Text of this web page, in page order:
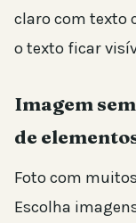
claro com texto
o texto ficar
Imagem
de
Foto com
Escolha